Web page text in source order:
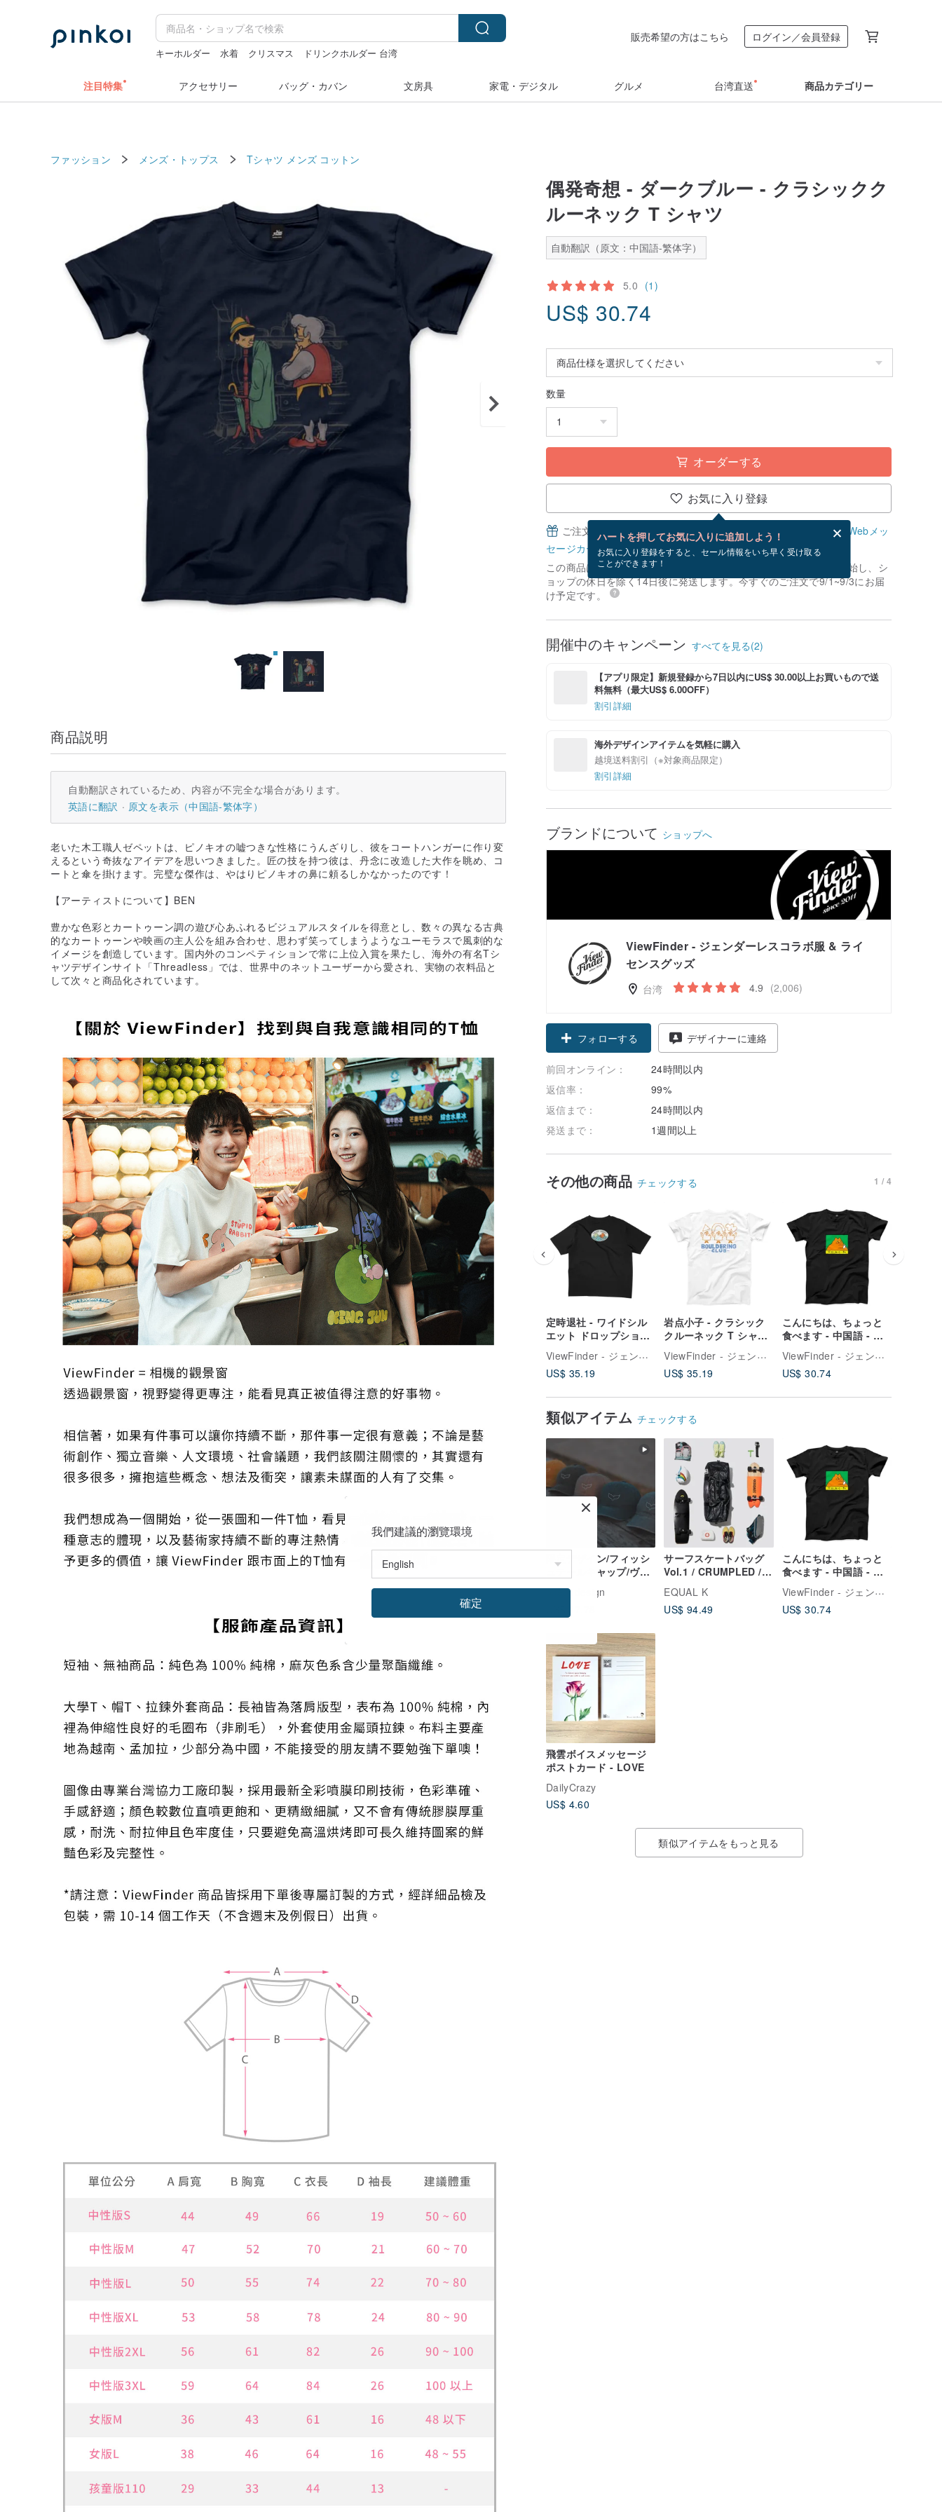
キーホルダー 水着 クリスマス
ドリンクホルダー 台湾
販売希望の方はこちら ログイン／会員登録
注目特集 アクセサリー バッグ・カバン 文房具 家電・デジタル グルメ 台湾直送 商品カテゴリー
ファッション メンズ・トップス Tシャツ メンズ コットン
偶発奇想 - ダークブルー - クラシックク
ルーネック T シャツ
自動翻訳（原文：中国語-繁体字）
5.0 (1)
US$ 30.74
数量
オーダーする
お気に入り登録
ハートを押してお気に入りに追加しよう！
お気に入り登録をすると、セール情報をいち早く受け取る
ことができます！
ご注文完了後、無料でWebメッセージカードを作成できます。
Webメッ
セージカードとは？
この商品は「受注制作」です。お支払いが確認でき次第、制作を開始し、シ
ョップの休日を除く14日後に発送します。今すぐのご注文で9/1~9/3にお届
け予定です。
開催中のキャンペーン すべてを見る(2)
【アプリ限定】新規登録から7日以内にUS$ 30.00以上お買いもので送
料無料（最大US$ 6.00OFF）
割引詳細
海外デザインアイテムを気軽に購入
越境送料割引（※対象商品限定）
割引詳細
ブランドについて ショップへ
ViewFinder - ジェンダーレスコラボ服 & ライ
センスグッズ
台湾 4.9 (2,006)
フォローする デザイナーに連絡
前回オンライン：
24時間以内
返信率：
99%
返信まで：
24時間以内
発送まで：
1週間以上
その他の商品 チェックする 1 / 4
定時退社 - ワイドシル
エット ドロップショル
ダー - 2 色
ViewFinder - ジェンダーレスコラボ服 & ライセンスグッズ
US$ 35.19
岩点小子 - クラシック
クルーネック T シャツ
- ホワイト
ViewFinder - ジェンダーレスコラボ服 & ライセンスグッズ
US$ 35.19
こんにちは、ちょっと
食べます - 中国語 - ぽ
っちゃり猫バージョン -
クラシッククルーネッ
ク T シャツ - 2 色
ViewFinder - ジェンダーレスコラボ服 & ライセンスグッズ
US$ 30.74
類似アイテム チェックする
限定デザイン/フィッシ
ュテールキャップ/ヴィ
ンテージウォッシュ加
oceandesign
サーフスケートバッグ
Vol.1 / CRUMPLED /
ALL BLACK
EQUAL K
US$ 94.49
こんにちは、ちょっと
食べます - 中国語 - ぽ
っちゃり猫バージョン -
クラシッククルーネッ
ク T シャツ - 2 色
ViewFinder - ジェンダーレスコラボ服 & ライセンスグッズ
US$ 30.74
飛雲ボイスメッセージ
ポストカード - LOVE
DailyCrazy
US$ 4.60
類似アイテムをもっと見る
商品説明
自動翻訳されているため、内容が不完全な場合があります。
英語に翻訳
原文を表示（中国語-繁体字）
老いた木工職人ゼペットは、ピノキオの嘘つきな性格にうんざりし、彼をコートハンガーに作り変
えるという奇抜なアイデアを思いつきました。匠の技を持つ彼は、丹念に改造した大作を眺め、コ
ートと傘を掛けます。完璧な傑作は、やはりピノキオの鼻に頼るしかなかったのです！
【アーティストについて】BEN
豊かな色彩とカートゥーン調の遊び心あふれるビジュアルスタイルを得意とし、数々の異なる古典
的なカートゥーンや映画の主人公を組み合わせ、思わず笑ってしまうようなユーモラスで風刺的な
イメージを創造しています。国内外のコンペティションで常に上位入賞を果たし、海外の有名Tシ
ャツデザインサイト「Threadless」では、世界中のネットユーザーから愛され、実物の衣料品と
して次々と商品化されています。
我們建議的瀏覽環境
確定